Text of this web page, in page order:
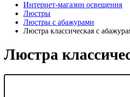
Интернет-магазин освещения
Люстры
Люстры с абажурами
Люстра классическая с
Люстра